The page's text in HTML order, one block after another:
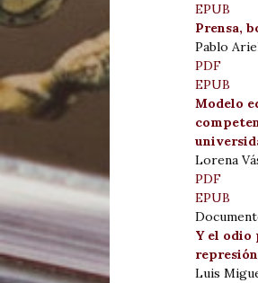
EPUB
Prensa,
Pablo
PDF
EPUB
Modelo
Lorena
PDF
EPUB
Y el odio
Luis